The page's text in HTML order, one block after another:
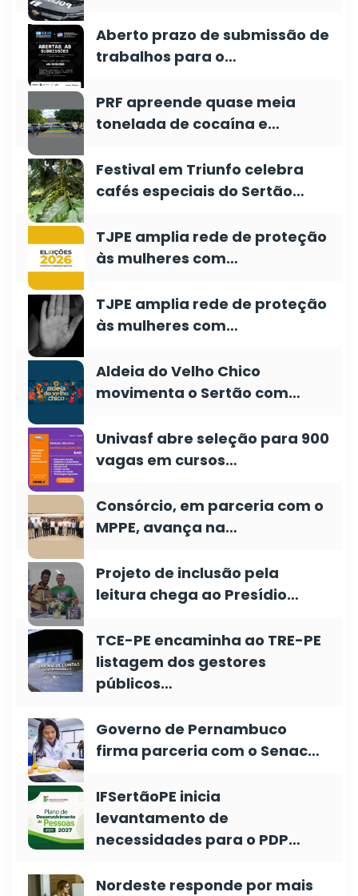
Aberto prazo de submissão de
trabalhos para o…
PRF apreende quase meia
tonelada de cocaína e…
Festival em Triunfo celebra
cafés especiais do Sertão…
TJPE amplia rede de proteção
às mulheres com…
TJPE amplia rede de proteção
às mulheres com…
Aldeia do Velho Chico
movimenta o Sertão com…
Univasf abre seleção para 900
vagas em cursos…
Consórcio, em parceria com o
MPPE, avança na…
Projeto de inclusão pela
leitura chega ao Presídio…
TCE-PE encaminha ao TRE-PE
listagem dos gestores
públicos…
Governo de Pernambuco
firma parceria com o Senac…
IFSertãoPE inicia
levantamento de
necessidades para o PDP…
Nordeste responde por mais